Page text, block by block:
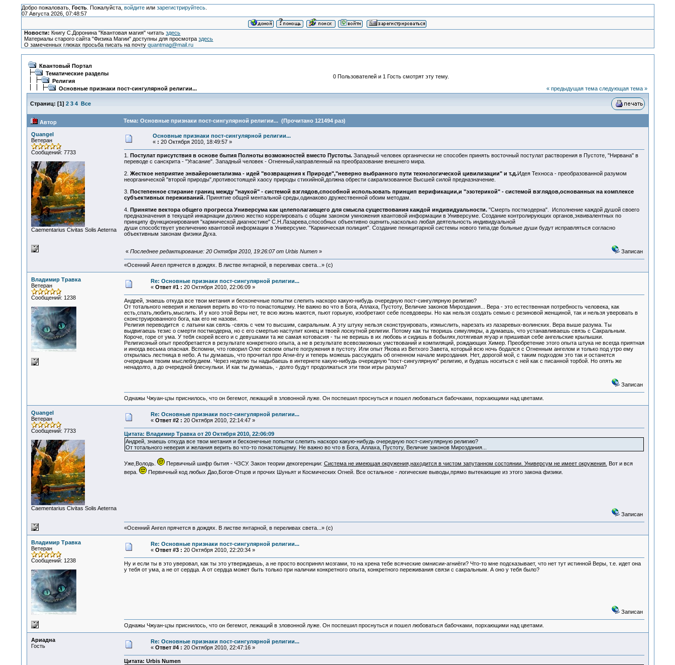
Добро пожаловать, Гость. Пожалуйста, войдитеили зарегистрируйтесь.
07 Августа 2026, 07:48:57
Новости: Книгу С.Доронина "Квантовая магия" читатьздесь
Материалы старого сайта "Физика Магии" доступны для просмотраздесь
О замеченных глюках просьба писать на почтуquantmag@mail.ru
Квантовый Портал
Тематические разделы
Религия
Основные признаки пост-сингулярной религии...
0 Пользователей и 1 Гость смотрят эту тему.
« предыдущая тема следующая тема »
Страниц: [1] 2 3 4 Все
Автор Тема: Основные признаки пост-сингулярной религии... (Прочитано 121494 раз)
Quangel
Ветеран
Сообщений: 7733
Сaementarius Civitas Solis Aeterna
Основные признаки пост-сингулярной религии...
« : 20 Октября 2010, 18:49:57 »
1. Постулат присутствия в основе бытия Полноты возможностей вместо Пустоты.Западный человек органически не способен принять восточный постулат растворения в Пустоте, "Нирвана" в
переводе с санскрита - "Угасание". Западный человек - Огненный,направленный на преобразование внешнего мира.
2. Жесткое неприятие энвайерометализма - идей "возвращения к Природе","неверно выбранного пути технологической цивилизации" и т.д.Идея Техноса - преобразованной разумом
неорганической "второй природы",противостоящей хаосу природы стихийной,должна обрести сакрализованное Высшей силой предназначение.
3.
Постепенное стирание границ между "наукой" - системой взглядов,способной использовать принцип верификации,и "эзотерикой" - системой взглядов,основанных на комплексе
субъективных переживаний. Принятие общей ментальной среды,одинаково дружественной обоим методам.
4.
Принятие вектора общего прогресса Универсума как целеполагающего для смысла существования каждой индивидуальности."Смерть постмодерна". Исполнение каждой душой своего
предназначения в текущей инкарнации должно жестко коррелировать с общим законом умножения квантовой информации в Универсуме. Создание контролирующих органов,эквивалентных по
принципу функционирования "кармической диагностике" С.Н.Лазарева,способных объективно оценить,насколько любая деятельность индивидуальной
души способствует увеличению квантовой информации в Универсуме. "Кармическая полиция". Создание пеницитарной системы нового типа,где больные души будут исправляться согласно
объективным законам физики Духа.
« Последнее редактирование: 20 Октября 2010, 19:26:07 от Urbis Numen» Записан
«Осенний Ангел прячется в дождях. В листве янтарной, в переливах света...» (c)
Владимир Травка
Ветеран
Сообщений: 1238
Re: Основные признаки пост-сингулярной религии...
« Ответ #1 : 20 Октября 2010, 22:06:09 »
Андрей, знаешь откуда все твои метания и бесконечные попытки слепить наскоро какую-нибудь очередную пост-сингулярную религию?
От тотального неверия и желания верить во что-то понастоящему. Не важно во что в Бога, Аллаха, Пустоту, Величие законов Мироздания... Вера - это естественная потребность человека, как
есть,спать,любить,мыслить. И у кого этой Веры нет, те всю жизнь маются, пьют горькую, изобретают себе псевдоверы. Но как нельзя создать семью с резиновой женщиной, так и нельзя уверовать в
сконструированного бога, как его не назови.
Религия переводится с латыни как связь -связь с чем то высшим, сакральным. А эту штуку нельзя сконструировать, измыслить, нарезать из лазаревых-волинских. Вера выше разума. Ты
выдвигаешь тезис о смерти постмодерна, но с его смертью наступит конец и твоей лоскутной религии. Потому как ты творишь симулякры, а думаешь, что устанавливаешь связь с Сакральным.
Короче, горе от ума. У тебя скорей всего и с девушками та же самая котовасия - ты не веришь в их любовь и сидишь в бобылях,потягивая ягуар и пришивая себе ангельские крылышки.
Религиозный опыт преобретается в результате конкретного опыта, а не в результате всевозможных умствований и компиляций, рождающих Химер. Преобретение этого опыта штука не всегда приятная
и иногда весьма опасная. Вспомни, что говорил Олег освоем опыте погружения в пустоту. Или опыт Якова из Ветхого Завета, который всю ночь бодался с Огненным ангелом и только под утро ему
открылась лестница в небо. А ты думаешь, что прочитал про Агни-ёгу и теперь можешь рассуждать об огненном начале мироздания. Нет, дорогой мой, с таким подходом это так и останется
очередным твоим мыслеблудием. Через неделю ты надыбаешь в интернете какую-нибудь очередную "пост-сингулярную" религию, и будешь носиться с ней как с писанной торбой. Но опять же
ненадолго, а до очередной блеснульки. И как ты думаешь, - долго будут продолжаться эти твои игры разума?
Записан
Однажы Чжуан-цзы приснилось, что он бегемот, лежащий в зловонной луже. Он поспешил проснуться и пошел любоваться бабочками, порхающими над цветами.
Quangel
Ветеран
Сообщений: 7733
Сaementarius Civitas Solis Aeterna
Re: Основные признаки пост-сингулярной религии...
« Ответ #2 : 20 Октября 2010, 22:14:47 »
Цитата: Владимир Травка от 20 Октября 2010, 22:06:09
Андрей, знаешь откуда все твои метания и бесконечные попытки слепить наскоро какую-нибудь очередную пост-сингулярную религию?
От тотального неверия и желания верить во что-то понастоящему. Не важно во что в Бога, Аллаха, Пустоту, Величие законов Мироздания...
Уже,Володь. Первичный шифр бытия - ЧЗСУ. Закон теории декогеренции: Система не имеющая окружения,находится в чистом запутанном состоянии. Универсум не имеет окружения.
Вот и вся
вера.
Первичный код любых Дао,Богов-Отцов и прочих Шуньят и Космических Огней. Все остальное - логические выводы,прямо вытекающие из этого закона физики.
Записан
«Осенний Ангел прячется в дождях. В листве янтарной, в переливах света...» (c)
Владимир Травка
Ветеран
Сообщений: 1238
Re: Основные признаки пост-сингулярной религии...
« Ответ #3 : 20 Октября 2010, 22:20:34 »
Ну и если ты в это уверовал, как ты это утверждаешь, а не просто воспринял мозгами, то на хрена тебе всяческие омнисии-агниёги? Что-то мне подсказывает, что нет тут истинной Веры, т.е. идет она
у тебя от ума, а не от сердца. А от сердца может быть только при наличии конкретного опыта, конкретного переживания связи с сакральным. А оно у тебя было?
Записан
Однажы Чжуан-цзы приснилось, что он бегемот, лежащий в зловонной луже. Он поспешил проснуться и пошел любоваться бабочками, порхающими над цветами.
Ариадна
Гость
Re: Основные признаки пост-сингулярной религии...
« Ответ #4 : 20 Октября 2010, 22:47:16 »
Цитата: Urbis Numen